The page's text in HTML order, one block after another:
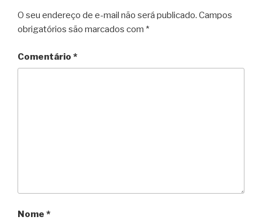
O seu endereço de e-mail não será publicado. Campos
obrigatórios são marcados com *
Comentário *
Nome *